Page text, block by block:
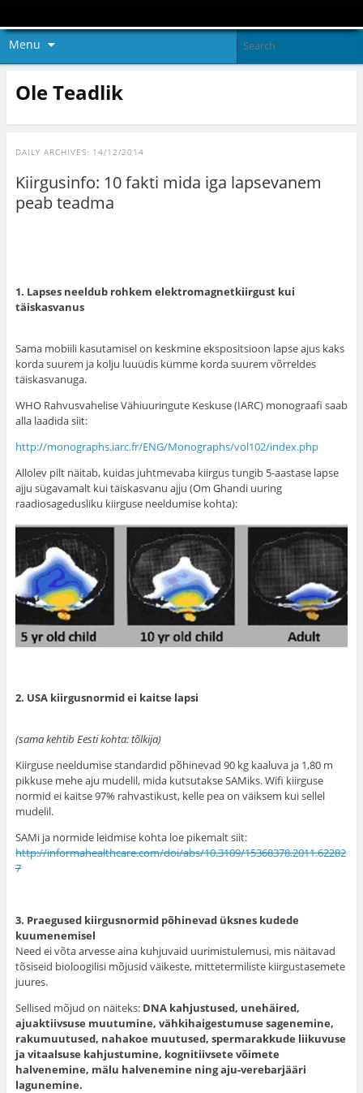
Menu
Ole Teadlik
DAILY ARCHIVES: 14/12/2014
Kiirgusinfo: 10 fakti mida iga lapsevanem
peab teadma
1. Lapses neeldub rohkem elektromagnetkiirgust kui
täiskasvanus
Sama mobiili kasutamisel on keskmine ekspositsioon lapse ajus kaks
korda suurem ja kolju luuüdis kümme korda suurem võrreldes
täiskasvanuga.
WHO Rahvusvahelise Vähiuuringute Keskuse (IARC) monograafi saab
alla laadida siit:
http://monographs.iarc.fr/ENG/Monographs/vol102/index.php
Allolev pilt näitab, kuidas juhtmevaba kiirgus tungib 5-aastase lapse
ajju sügavamalt kui täiskasvanu ajju (Om Ghandi uuring
raadiosagedusliku kiirguse neeldumise kohta):
2. USA kiirgusnormid ei kaitse lapsi
(sama kehtib Eesti kohta: tõlkija)
Kiirguse neeldumise standardid põhinevad 90 kg kaaluva ja 1,80 m
pikkuse mehe aju mudelil, mida kutsutakse SAMiks. Wifi kiirguse
normid ei kaitse 97% rahvastikust, kelle pea on väiksem kui sellel
mudelil.
SAMi ja normide leidmise kohta loe pikemalt siit:
http://informahealthcare.com/doi/abs/10.3109/15368378.2011.62282
7
3. Praegused kiirgusnormid põhinevad üksnes kudede
kuumenemisel
Need ei võta arvesse aina kuhjuvaid uurimistulemusi, mis näitavad
tõsiseid bioloogilisi mõjusid väikeste, mittetermiliste kiirgustasemete
juures.
Sellised mõjud on näiteks: DNA kahjustused, unehäired,
ajuaktiivsuse muutumine, vähkihaigestumuse sagenemine,
rakumuutused, nahakoe muutused, spermarakkude liikuvuse
ja vitaalsuse kahjustumine, kognitiivsete võimete
halvenemine, mälu halvenemine ning aju-verebarjääri
lagunemine.